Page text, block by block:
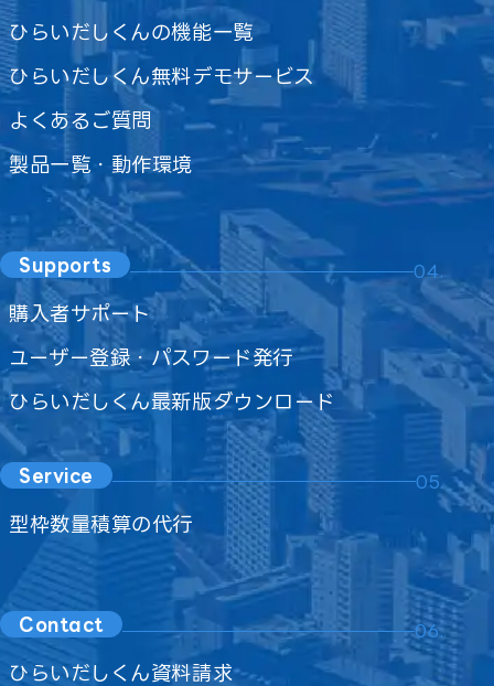
ひらいだしくんの機能一覧
ひらいだしくん無料デモサービス
よくあるご質問
製品一覧・動作環境
Supports 04.
購入者サポート
ユーザー登録・パスワード発行
ひらいだしくん最新版ダウンロード
Service 05.
型枠数量積算の代行
Contact 06.
ひらいだしくん資料請求